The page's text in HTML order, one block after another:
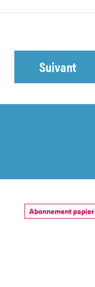
Suivant
Abonnement papier